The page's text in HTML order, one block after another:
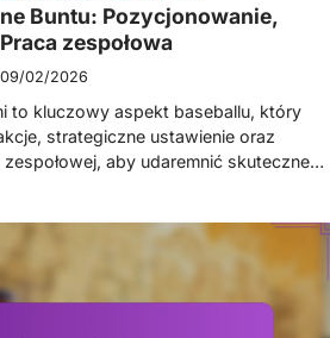
Buntu: Pozycjonowanie,
zespołowa
09/02/2026
to kluczowy aspekt baseballu, który
strategiczne ustawienie oraz
zespołowej, aby udaremnić skuteczne…